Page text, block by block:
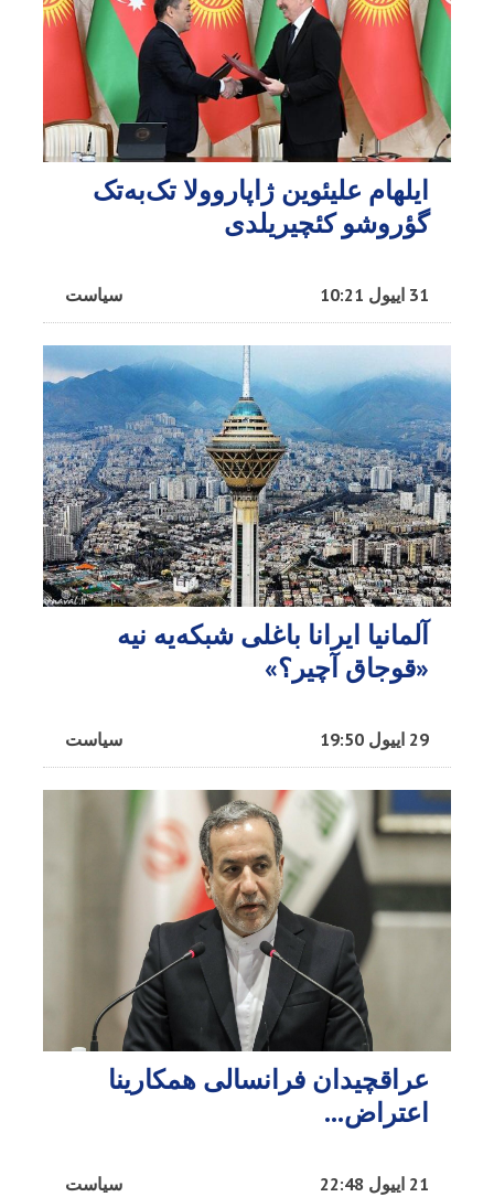
ایلهام علیئوین ژاپاروولا تک‌به‌تک
گؤروشو کئچیریلدی
سیاست 31 اییول 10:21
آلمانیا ایرانا باغلی شبکه‌یه نیه
«قوجاق آچیر؟»
سیاست 29 اییول 19:50
عراقچیدان فرانسالی همکارینا
اعتراض...
سیاست 21 اییول 22:48